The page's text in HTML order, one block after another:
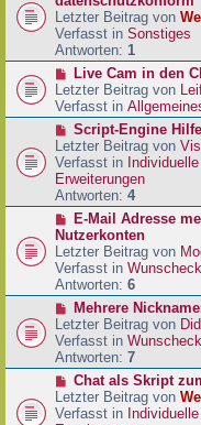
g
B
e
i
t
a
g
u
e
r
B
e
i
t
a
g
Letzter Beitrag von
Verfasst in Sonstiges
Antworten: 1
N
e
u
e
r
B
e
i
t
a
g
Live Cam in den
Letzter Beitrag von
Verfasst in
N
e
u
e
r
B
e
i
t
r
a
g
Script-Engine Hilfe
Letzter Beitrag von
Verfasst in
Erweiterungen
Antworten: 4
N
e
u
e
r
B
e
i
t
r
a
g
E-Mail Adresse
Nutzerkonten
Letzter Beitrag von
Verfasst in
Antworten: 6
N
e
u
e
r
B
e
Mehrere
Letzter Beitrag von
Verfasst in
Antworten: 7
N
e
u
Chat als Skript
Letzter Beitrag von
Verfasst in